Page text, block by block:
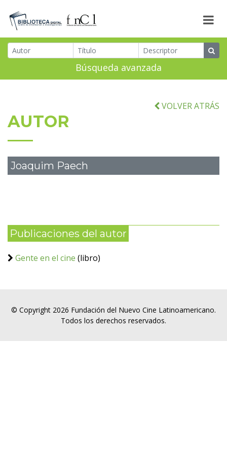
Búsqueda avanzada
VOLVER ATRÁS
AUTOR
Joaquim Paech
Publicaciones del autor
Gente en el cine (libro)
© Copyright 2026 Fundación del Nuevo Cine Latinoamericano.
Todos los derechos reservados.